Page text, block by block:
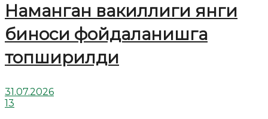
Наманган вакиллиги янги
биноси фойдаланишга
топширилди
31.07.2026
13